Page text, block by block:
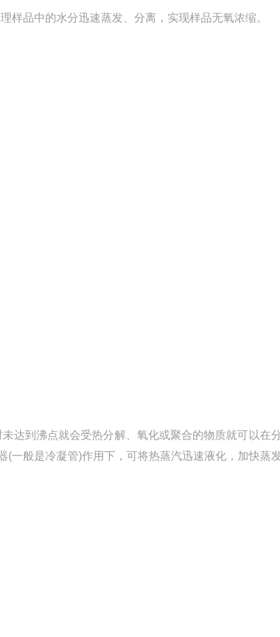
品中的水分迅速蒸发、分离，实现样品无氧浓缩。
到沸点就会受热分解、氧化或聚合的物质就可以在
一般是冷凝管)作用下，可将热蒸汽迅速液化，加快蒸